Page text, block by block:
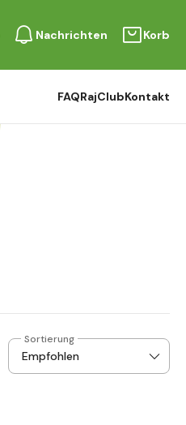
Nachrichten Korb
FAQRajClubKontakt
Sortierung